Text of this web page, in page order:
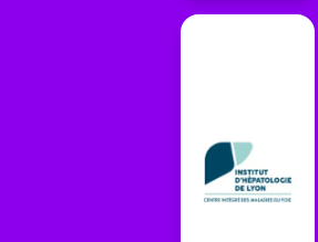
Accèder aux
informations